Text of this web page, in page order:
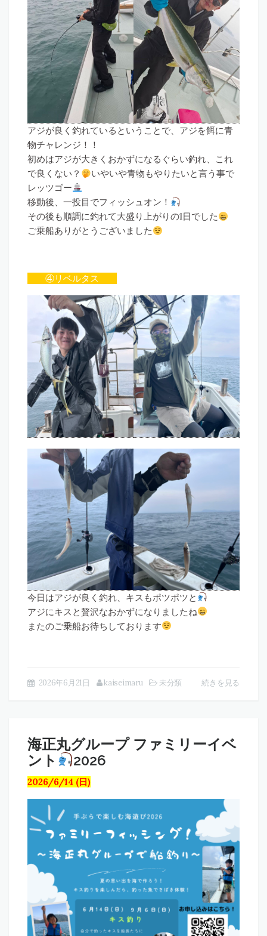
アジが良く釣れているということで、アジを餌に青
物チャレンジ！！
初めはアジが大きくおかずになるぐらい釣れ、これ
で良くない？
いやいや青物もやりたいと言う事で
レッツゴー
移動後、一投目でフィッシュオン！
その後も順調に釣れて大盛り上がりの1日でした
ご乗船ありがとうございました
④リベルタス
今日はアジが良く釣れ、キスもポツポツと
アジにキスと贅沢なおかずになりましたね
またのご乗船お待ちしております
2026年6月21日 kaiseimaru 未分類 続きを見る
海正丸グループ ファミリーイベ
ント
2026
2026/6/14 (日)